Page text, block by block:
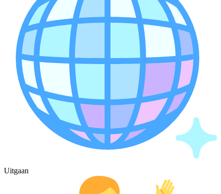
Uitgaan